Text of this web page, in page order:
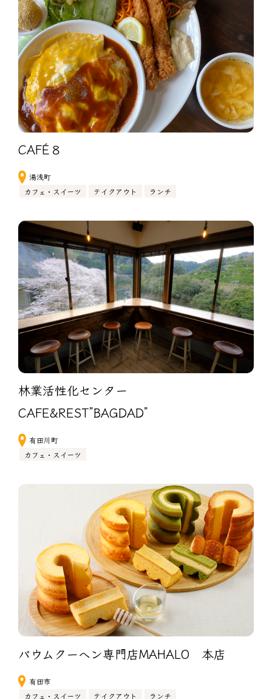
CAFÉ８
湯浅町
カフェ・スイーツ
テイクアウト ランチ
林業活性化センター
CAFE&REST”BAGDAD”
有田川町
カフェ・スイーツ
バウムクーヘン専門店MAHALO　本店
有田市
カフェ・スイーツ
テイクアウト ランチ